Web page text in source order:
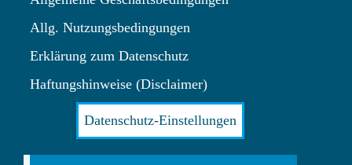
Allg. Nutzungsbedingungen
Erklärung zum Datenschutz
Haftungshinweise (Disclaimer)
Datenschutz-Einstellungen